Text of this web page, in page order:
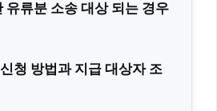
유류분 소송 대상 되는 경우
청 방법과 지급 대상자 조